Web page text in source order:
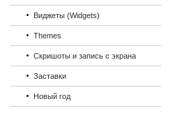
Виджеты (Widgets)
Themes
Скришоты и запись с экрана
Заставки
Новый год